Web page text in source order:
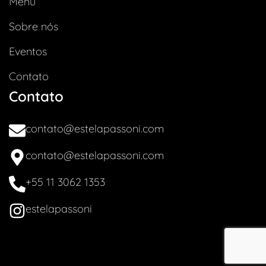
Sobre nós
Eventos
Contato
Contato
contato@estelapassoni.com
contato@estelapassoni.com
+55 11 3062 1353
estelapassoni